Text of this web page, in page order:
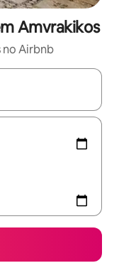
Amvrakikos
no Airbnb
explore-os